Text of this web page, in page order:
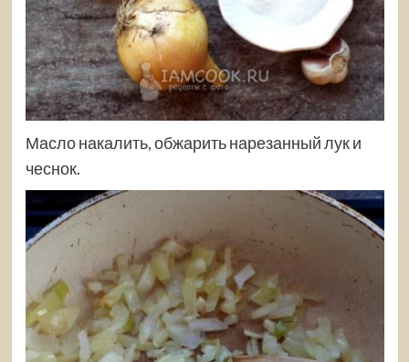
Масло накалить, обжарить нарезанный лук и
чеснок.